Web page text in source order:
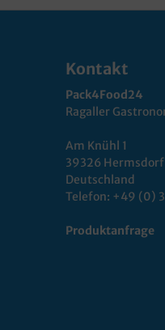
Kontakt
Pack4Food24
Ragaller
Am Knühl 1
39326
Deutschland
Telefon: +49 (0)
Produktanfrage